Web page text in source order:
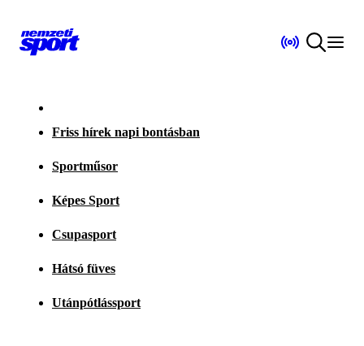
Friss hírek napi bontásban
Sportműsor
Képes Sport
Csupasport
Hátsó füves
Utánpótlássport